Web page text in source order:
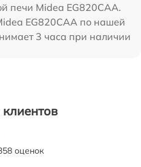
печи Midea EG820CAA.
EG820CAA по нашей
3 часа при наличии
оценок